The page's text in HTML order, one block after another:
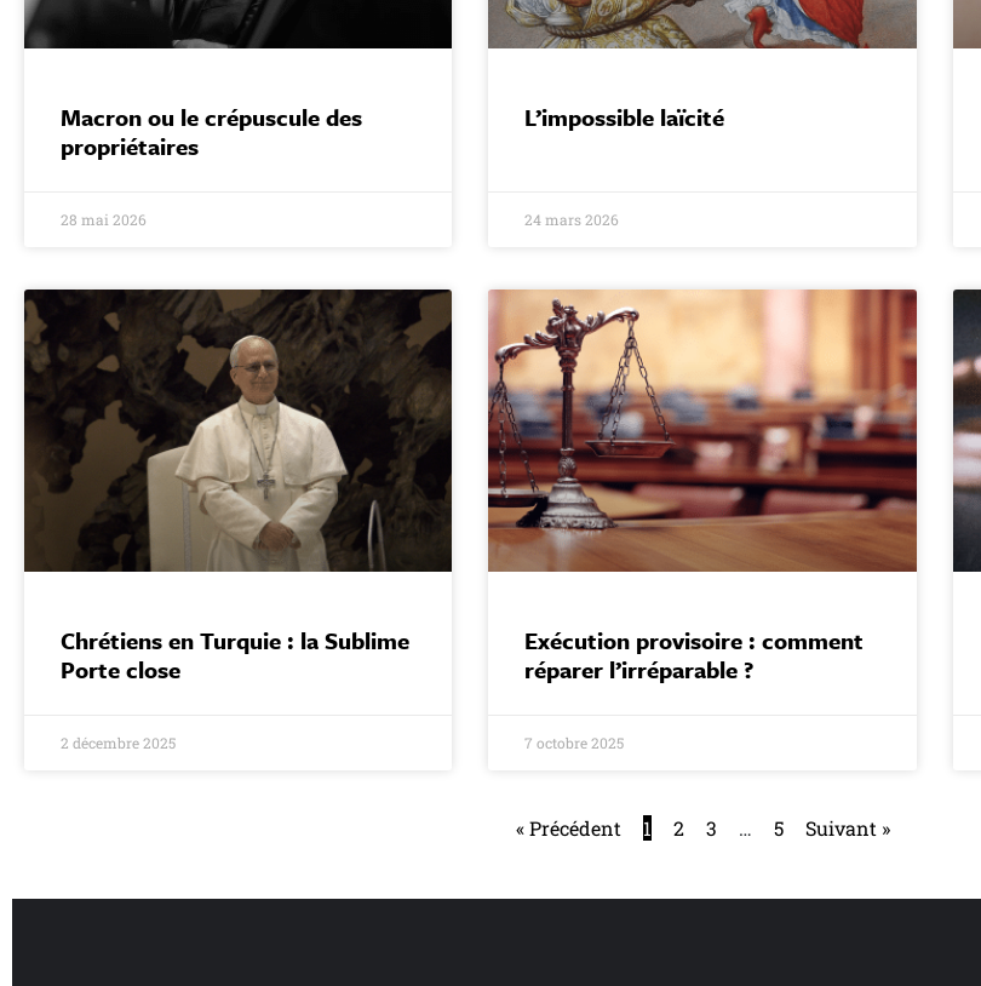
Macron ou le crépuscule des
propriétaires
28 mai 2026
L’impossible laïcité
24 mars 2026
Chrétiens en Turquie : la Sublime
Porte close
2 décembre 2025
Exécution provisoire : comment
réparer l’irréparable ?
7 octobre 2025
« Précédent 1 2 3 … 5 Suivant »